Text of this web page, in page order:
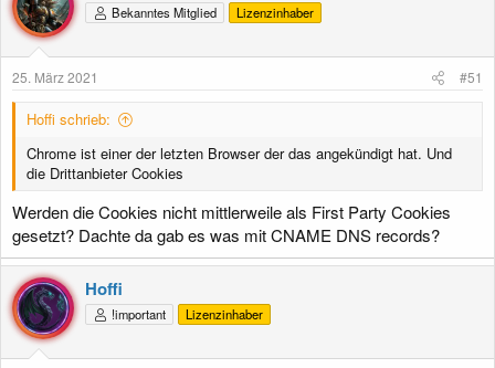
Bekanntes Mitglied Lizenzinhaber
25. März 2021 #51
Hoffi schrieb:
Chrome ist einer der letzten Browser der das angekündigt hat. Und
die Drittanbieter Cookies
Werden die Cookies nicht mittlerweile als First Party Cookies
gesetzt? Dachte da gab es was mit CNAME DNS records?
Hoffi
!important Lizenzinhaber